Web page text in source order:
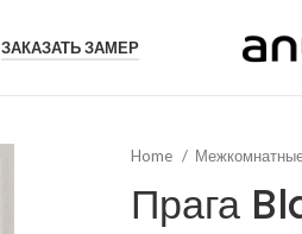
ЗАКАЗАТЬ ЗАМЕР
Home
Прага